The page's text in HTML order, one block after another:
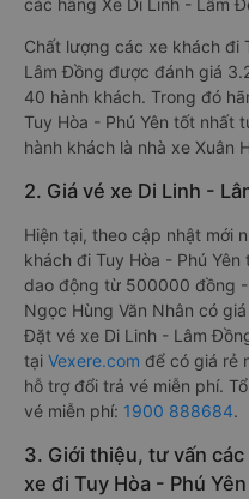
các hãng Xe Di Linh - Lâm
Chất lượng các xe khách đi
Lâm Đồng được đánh giá
40 hành khách. Trong đó
Tuy Hòa - Phú Yên tốt nhất
hành khách là nhà xe Xuân
2. Giá vé xe Di Linh -
Hiện tại, theo cập nhật mới
khách đi Tuy Hòa - Phú
dao động từ 500000 đồng
Ngọc Hùng Văn Nhân có
Đặt vé xe Di Linh - Lâm
tại Vexere.com để có giá rẻ
hỗ trợ đổi trả vé miễn phí.
vé miễn phí: 1900 888684.
3. Giới thiệu, tư vấn
xe đi Tuy Hòa - Phú